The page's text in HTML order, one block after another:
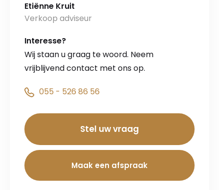
Etiënne Kruit
Verkoop adviseur
Interesse?
Wij staan u graag te woord. Neem
vrijblijvend contact met ons op.
055 - 526 86 56
Stel uw vraag
Maak een afspraak